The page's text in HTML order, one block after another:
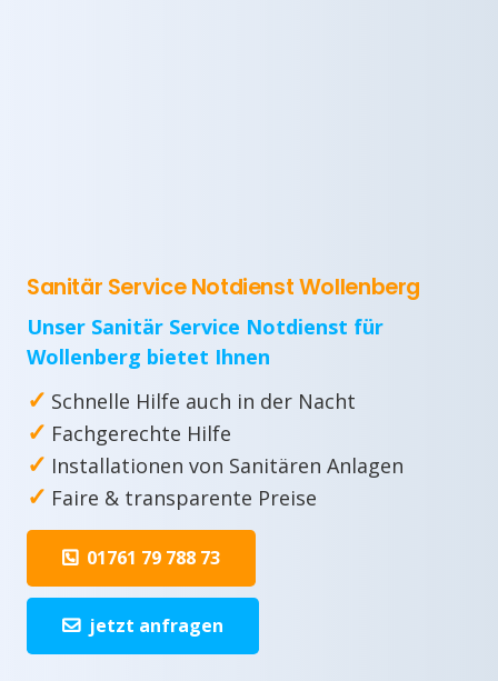
Sanitär Service Notdienst Wollenberg
Unser Sanitär Service Notdienst für
Wollenberg bietet Ihnen
✓ Schnelle Hilfe auch in der Nacht
✓ Fachgerechte Hilfe
✓ Installationen von Sanitären Anlagen
✓ Faire & transparente Preise
01761 79 788 73
jetzt anfragen